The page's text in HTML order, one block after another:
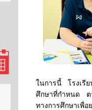
ในการนี้ โรงเรี
ศึกษาที่กำหนด ต
ทางการศึกษาเพื่